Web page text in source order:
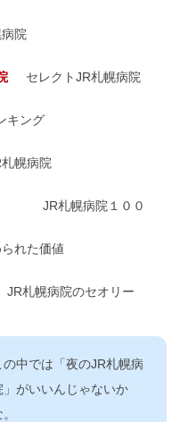
院
セレクトJR札幌病院
キング
幌病院
JR札幌病院１００
れた価値
JR札幌病院のセオリー
の中では「夜のJR札幌病
」がいいんじゃないか